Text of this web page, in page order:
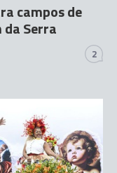
campos de
da Serra
2